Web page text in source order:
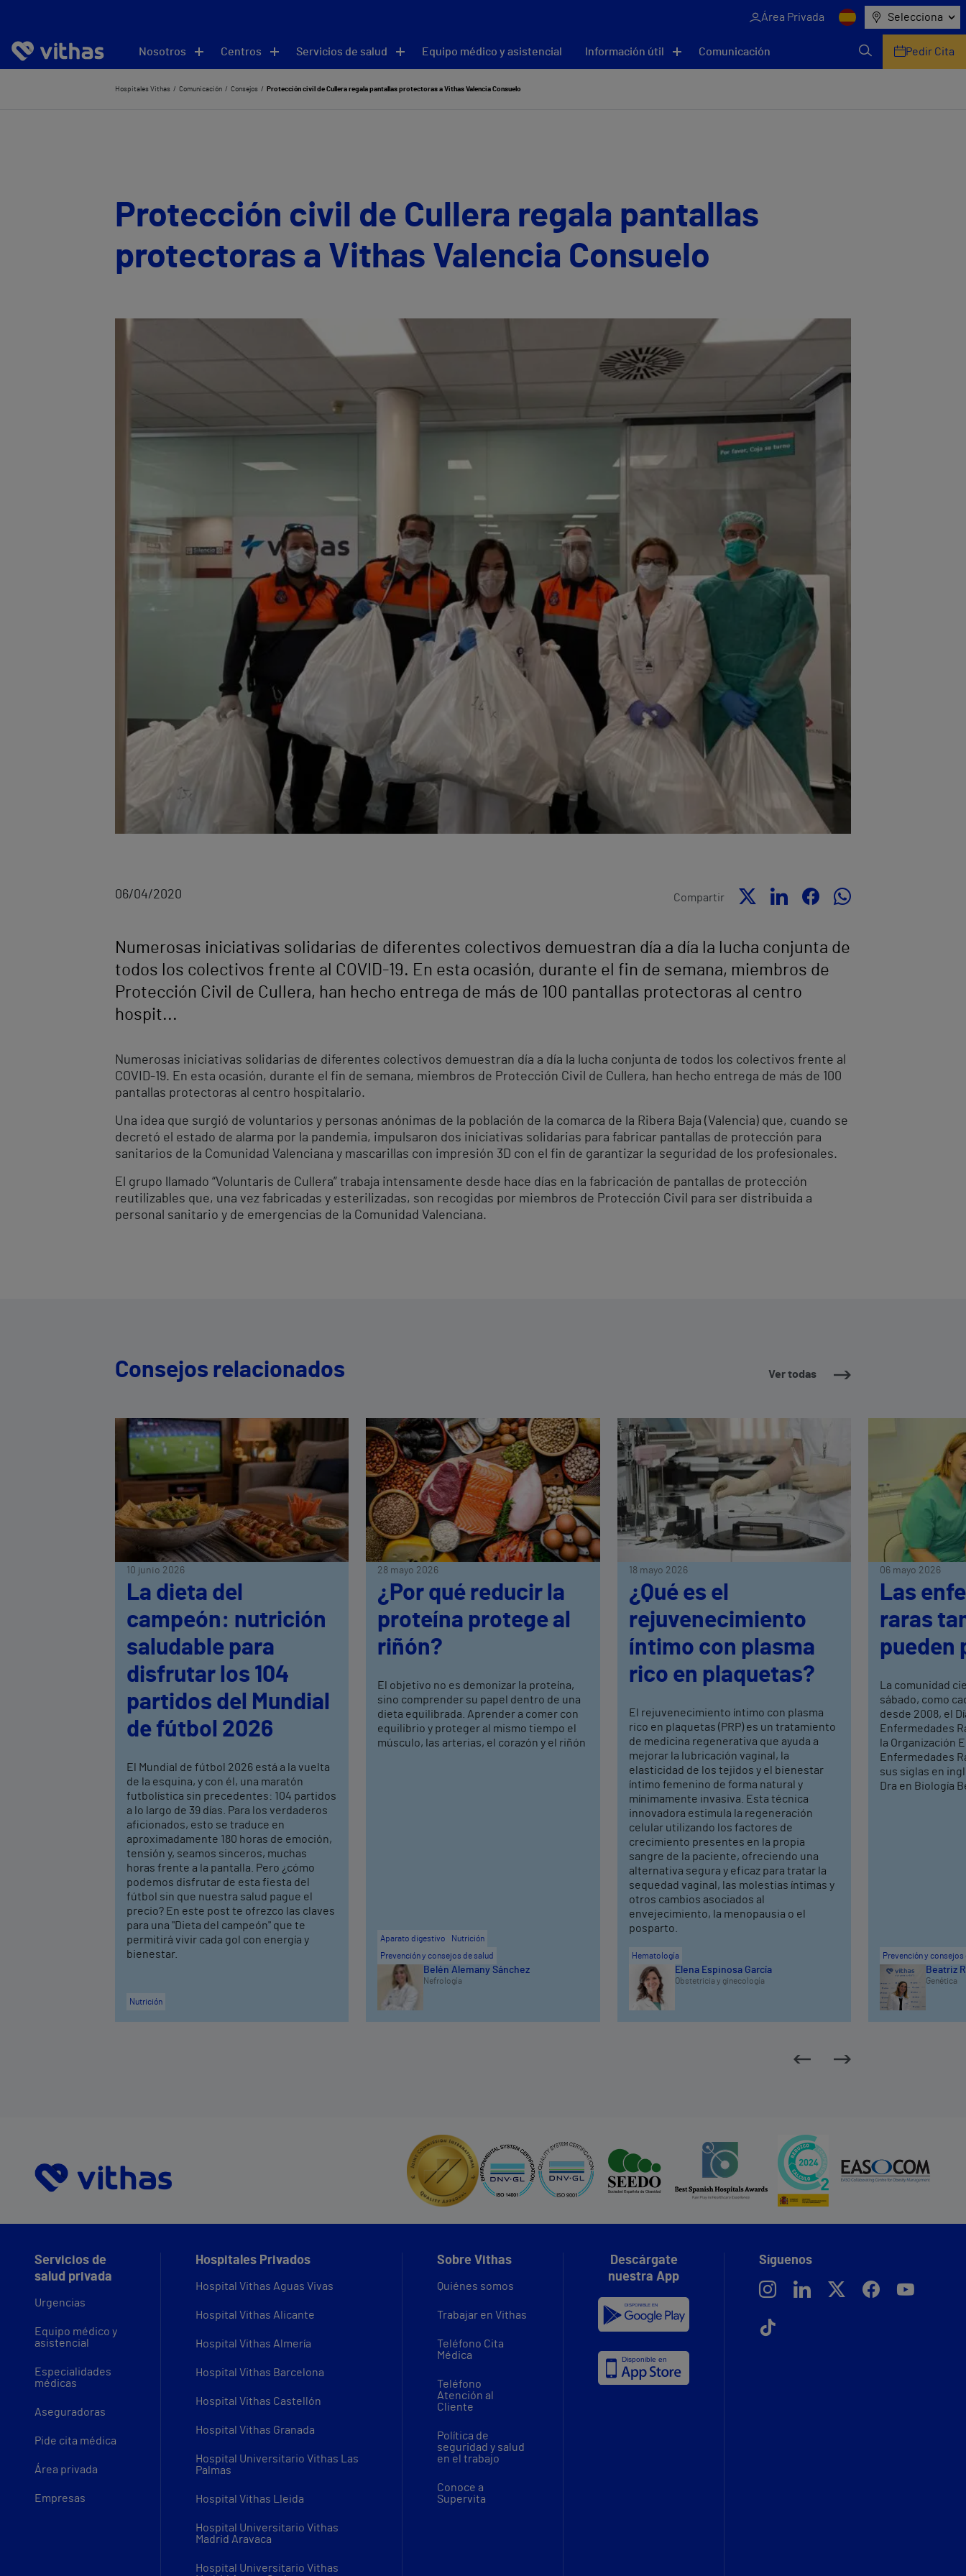
Área Privada Selecciona
Nosotros Centros Servicios de salud Equipo médico y asistencial Información útil Comunicación Pedir Cita
Hospitales Vithas Comunicación Consejos Protección civil de Cullera regala pantallas protectoras a Vithas Valencia Consuelo
Protección civil de Cullera regala pantallas
protectoras a Vithas Valencia Consuelo
06/04/2020 Compartir
Numerosas iniciativas solidarias de diferentes colectivos demuestran día a día la lucha conjunta de
todos los colectivos frente al COVID-19. En esta ocasión, durante el fin de semana, miembros de
Protección Civil de Cullera, han hecho entrega de más de 100 pantallas protectoras al centro
hospit...
Numerosas iniciativas solidarias de diferentes colectivos demuestran día a día la lucha conjunta de todos los colectivos frente al
COVID-19. En esta ocasión, durante el fin de semana, miembros de Protección Civil de Cullera, han hecho entrega de más de 100
pantallas protectoras al centro hospitalario.
Una idea que surgió de voluntarios y personas anónimas de la población de la comarca de la Ribera Baja (Valencia) que, cuando se
decretó el estado de alarma por la pandemia, impulsaron dos iniciativas solidarias para fabricar pantallas de protección para
sanitarios de la Comunidad Valenciana y mascarillas con impresión 3D con el fin de garantizar la seguridad de los profesionales.
El grupo llamado “Voluntaris de Cullera” trabaja intensamente desde hace días en la fabricación de pantallas de protección
reutilizables que, una vez fabricadas y esterilizadas, son recogidas por miembros de Protección Civil para ser distribuida a
personal sanitario y de emergencias de la Comunidad Valenciana.
Consejos relacionados Ver todas
10 junio 2026
La dieta del
campeón: nutrición
saludable para
disfrutar los 104
partidos del Mundial
de fútbol 2026
El Mundial de fútbol 2026 está a la vuelta
de la esquina, y con él, una maratón
futbolística sin precedentes: 104 partidos
a lo largo de 39 días. Para los verdaderos
aficionados, esto se traduce en
aproximadamente 180 horas de emoción,
tensión y, seamos sinceros, muchas
horas frente a la pantalla. Pero ¿cómo
podemos disfrutar de esta fiesta del
fútbol sin que nuestra salud pague el
precio? En este post te ofrezco las claves
para una "Dieta del campeón" que te
permitirá vivir cada gol con energía y
bienestar.
Nutrición
28 mayo 2026
¿Por qué reducir la
proteína protege al
riñón?
El objetivo no es demonizar la proteína,
sino comprender su papel dentro de una
dieta equilibrada. Aprender a comer con
equilibrio y proteger al mismo tiempo el
músculo, las arterias, el corazón y el riñón
Aparato digestivo
Nutrición
Prevención y consejos de salud
Belén Alemany Sánchez
Nefrología
18 mayo 2026
¿Qué es el
rejuvenecimiento
íntimo con plasma
rico en plaquetas?
El rejuvenecimiento íntimo con plasma
rico en plaquetas (PRP) es un tratamiento
de medicina regenerativa que ayuda a
mejorar la lubricación vaginal, la
elasticidad de los tejidos y el bienestar
íntimo femenino de forma natural y
mínimamente invasiva. Esta técnica
innovadora estimula la regeneración
celular utilizando los factores de
crecimiento presentes en la propia
sangre de la paciente, ofreciendo una
alternativa segura y eficaz para tratar la
sequedad vaginal, las molestias íntimas y
otros cambios asociados al
envejecimiento, la menopausia o el
posparto.
Hematología
Elena Espinosa García
Obstetricia y ginecología
06 mayo 2026
Las
raras
pueden
La comunidad
sábado, como
desde 2008, el
Enfermedades
la Organización
Enfermedades
sus siglas en
Dra en Biología
Prevención y consejos
Beatriz
Genética
Servicios de
salud privada
Urgencias
Equipo médico y
asistencial
Especialidades
médicas
Aseguradoras
Pide cita médica
Área privada
Empresas
Hospitales Privados
Hospital Vithas Aguas Vivas
Hospital Vithas Alicante
Hospital Vithas Almería
Hospital Vithas Barcelona
Hospital Vithas Castellón
Hospital Vithas Granada
Hospital Universitario Vithas Las
Palmas
Hospital Vithas Lleida
Hospital Universitario Vithas
Madrid Aravaca
Hospital Universitario Vithas
Sobre Vithas
Quiénes somos
Trabajar en Vithas
Teléfono Cita
Médica
Teléfono
Atención al
Cliente
Política de
seguridad y salud
en el trabajo
Conoce a
Supervita
Descárgate
nuestra App
Síguenos